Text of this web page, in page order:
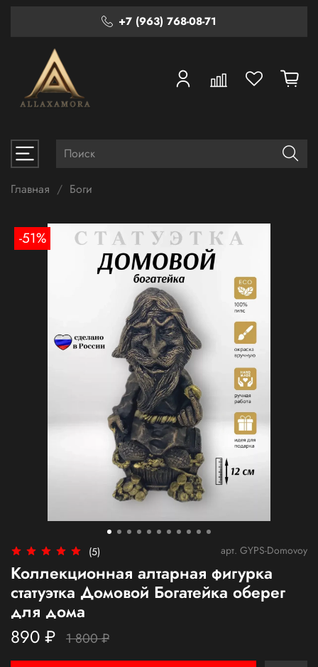
+7 (963) 768-08-71
Главная Боги
-51%
(5) арт. GYPS-Domovoy
Коллекционная алтарная фигурка
статуэтка Домовой Богатейка оберег
для дома
890 ₽ 1 800 ₽